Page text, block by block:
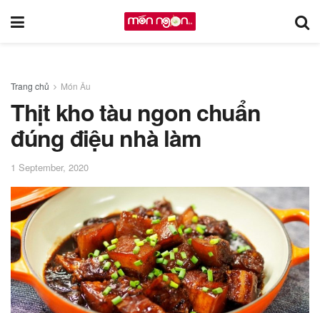
Trang chủ Món Âu
Thịt kho tàu ngon chuẩn
đúng điệu nhà làm
1 September, 2020